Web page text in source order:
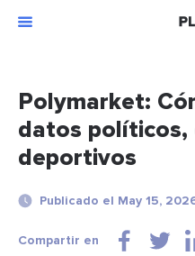
Polymarket:
datos políticos,
deportivos
Publicado el May 15,
Compartir en